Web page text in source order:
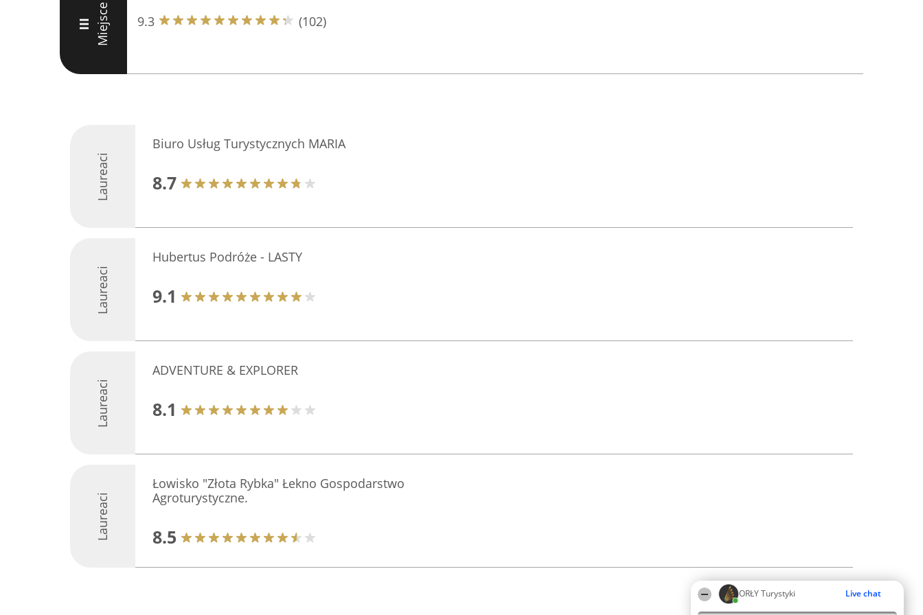
ORŁY Turystyki Live chat
III Miejsce
9.3
(102)
Laureaci
Biuro Usług Turystycznych MARIA
8.7
Laureaci
Hubertus Podróże - LASTY
9.1
Laureaci
ADVENTURE & EXPLORER
8.1
Laureaci
Łowisko "Złota Rybka" Łekno Gospodarstwo
Agroturystyczne.
8.5